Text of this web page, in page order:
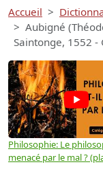
Accueil
Aubigné
Saintonge, 1552 -
Philosophie: Le
menacé par le mal ?